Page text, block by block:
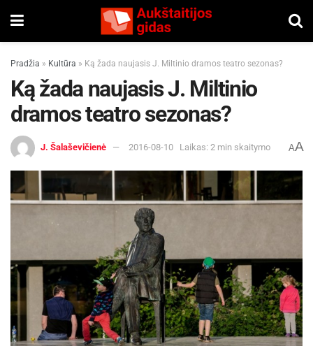
Pradžia » Kultūra » Ką žada naujasis J. Miltinio dramos teatro sezonas?
Ką žada naujasis J. Miltinio
dramos teatro sezonas?
J. Šalaševičienė 2016-08-10 Laikas: 2 min skaitymo AA